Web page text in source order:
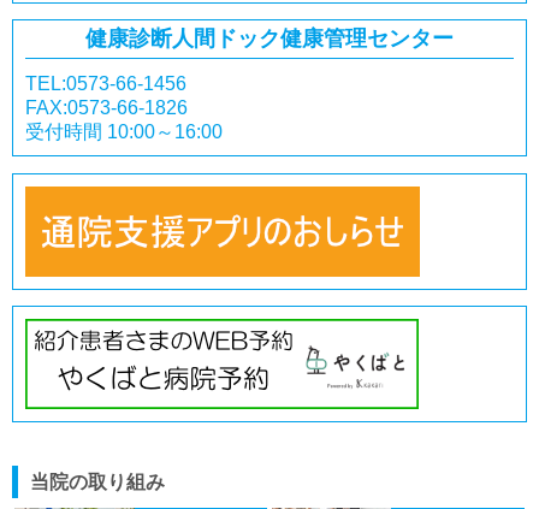
健康診断人間ドック健康管理センター
TEL:0573-66-1456
FAX:0573-66-1826
受付時間 10:00～16:00
当院の取り組み